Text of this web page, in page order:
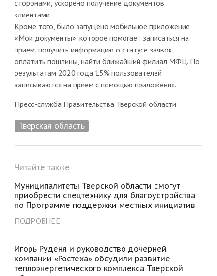
сторонами, ускорено получение документов
клиентами.
Кроме того, было запущено мобильное приложение
«Мои документы», которое помогает записаться на
прием, получить информацию о статусе заявок,
оплатить пошлины, найти ближайший филиал МФЦ. По
результатам 2020 года 15% пользователей
записываются на прием с помощью приложения.
Пресс-служба Правительства Тверской области
Тверская область
Читайте также
Муниципалитеты Тверской области смогут
приобрести спецтехнику для благоустройства
по Программе поддержки местных инициатив
ПОДРОБНЕЕ
Игорь Руденя и руководство дочерней
компании «Ростеха» обсудили развитие
теплоэнергетического комплекса Тверской